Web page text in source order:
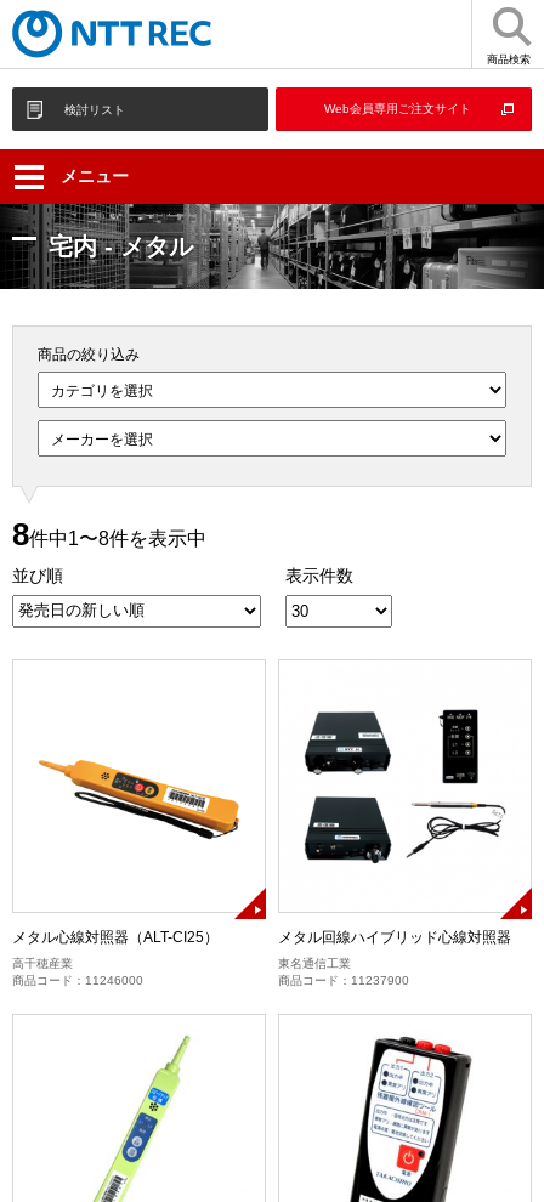
商品検索
検討リスト Web会員専用ご注文サイト
メニュー
宅内 - メタル
商品の絞り込み
8件中1〜8件を表示中
並び順 表示件数
メタル心線対照器（ALT-CI25）
高千穂産業
商品コード：11246000
メタル回線ハイブリッド心線対照器
東名通信工業
商品コード：11237900